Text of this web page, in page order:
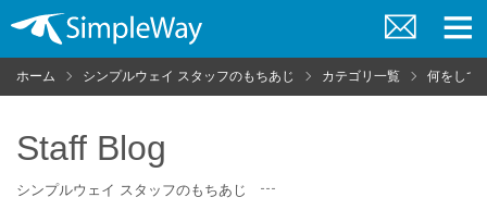
問
い
ニ
ュ
ホーム シンプルウェイ スタッフのもちあじ カテゴリ一覧 何をして
Staff Blog
シンプルウェイ スタッフのもちあじ